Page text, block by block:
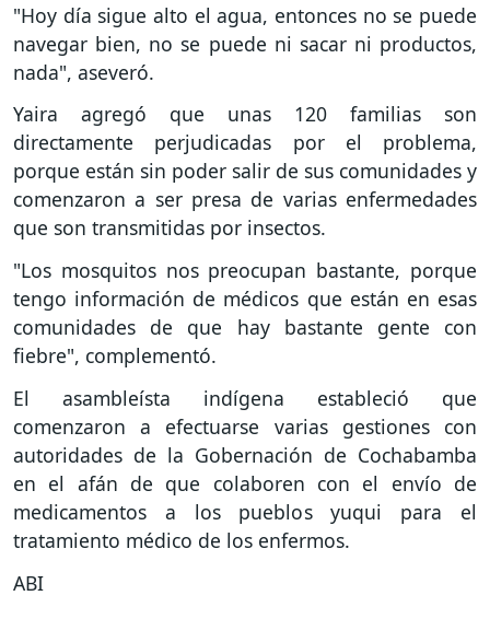
"Hoy día sigue alto el agua, entonces no se puede
navegar bien, no se puede ni sacar ni productos,
nada", aseveró.
Yaira agregó que unas 120 familias son
directamente perjudicadas por el problema,
porque están sin poder salir de sus comunidades y
comenzaron a ser presa de varias enfermedades
que son transmitidas por insectos.
"Los mosquitos nos preocupan bastante, porque
tengo información de médicos que están en esas
comunidades de que hay bastante gente con
fiebre", complementó.
El asambleísta indígena estableció que
comenzaron a efectuarse varias gestiones con
autoridades de la Gobernación de Cochabamba
en el afán de que colaboren con el envío de
medicamentos a los pueblos yuqui para el
tratamiento médico de los enfermos.
ABI